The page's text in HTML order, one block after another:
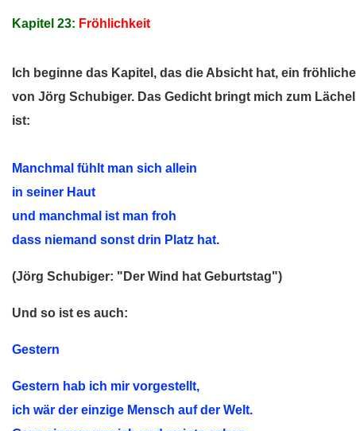
Kapitel 23: Fröhlichkeit
Ich beginne das Kapitel, das die Absicht hat, ein
von Jörg Schubiger. Das Gedicht bringt mich zum
ist:
Manchmal fühlt man sich allein
in seiner Haut
und manchmal ist man froh
dass niemand sonst drin Platz hat.
(Jörg Schubiger: "Der Wind hat Geburtstag")
Und so ist es auch:
Gestern
Gestern hab ich mir vorgestellt,
ich wär der einzige Mensch auf der Welt.